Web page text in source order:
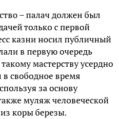
– палач должен был
только с первой
казни носил публичный
в первую очередь
мастерству усердно
свободное время
за основу
муляж человеческой
коры березы.